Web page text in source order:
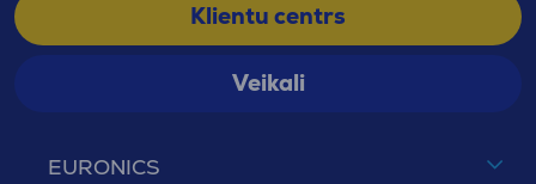
EURONICS
Klientu centrs
Veikali